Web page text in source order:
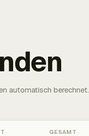
automatisch berechnet.
GESAMT